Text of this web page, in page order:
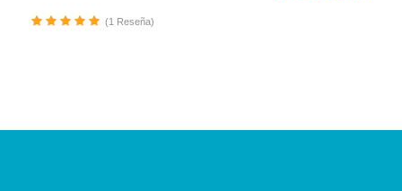
(1 Reseña)